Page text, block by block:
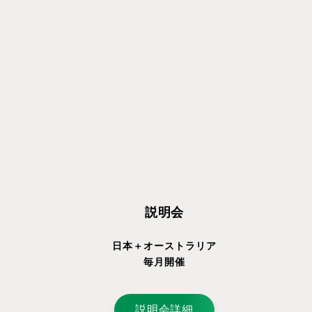
説明会
日本＋オーストラリア
毎月開催
説明会詳細